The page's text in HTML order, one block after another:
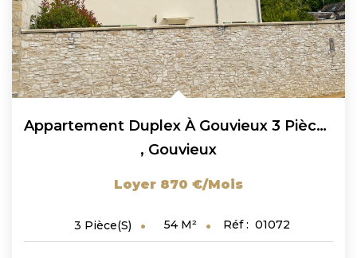
Appartement Duplex À Gouvieux 3 Pièces 53.75 M² (Quartier...
, Gouvieux
Loyer 870 €/mois
3 Pièce(s) 54 M² Réf : 01072